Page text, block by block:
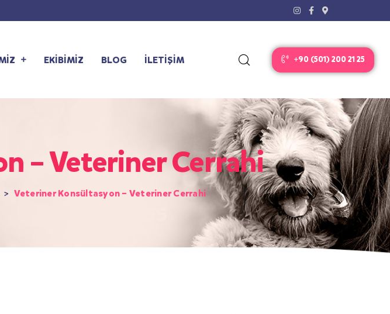
EKİBİMİZ BLOG İLETİŞİM +90 (501) 200 21 25
– Veteriner Cerrahi
> Veteriner Konsültasyon – Veteriner Cerrahi